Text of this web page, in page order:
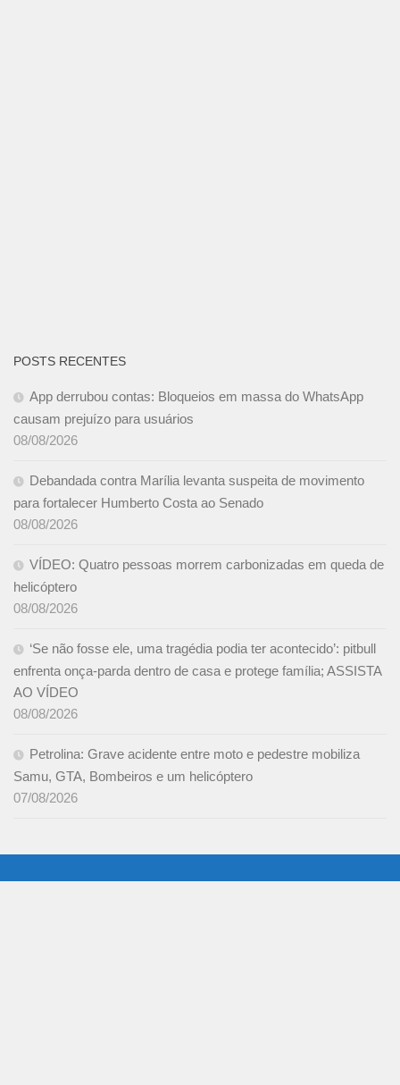
POSTS RECENTES
App derrubou contas: Bloqueios em massa do WhatsApp
causam prejuízo para usuários
08/08/2026
Debandada contra Marília levanta suspeita de movimento
para fortalecer Humberto Costa ao Senado
08/08/2026
VÍDEO: Quatro pessoas morrem carbonizadas em queda de
helicóptero
08/08/2026
‘Se não fosse ele, uma tragédia podia ter acontecido’: pitbull
enfrenta onça-parda dentro de casa e protege família; ASSISTA
AO VÍDEO
08/08/2026
Petrolina: Grave acidente entre moto e pedestre mobiliza
Samu, GTA, Bombeiros e um helicóptero
07/08/2026